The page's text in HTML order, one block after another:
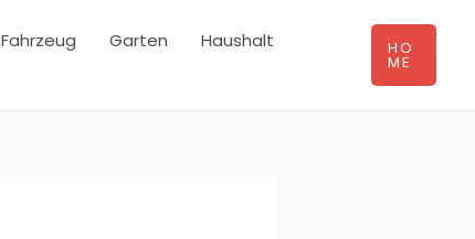
Fahrzeug Garten
Haushalt
HO
ME